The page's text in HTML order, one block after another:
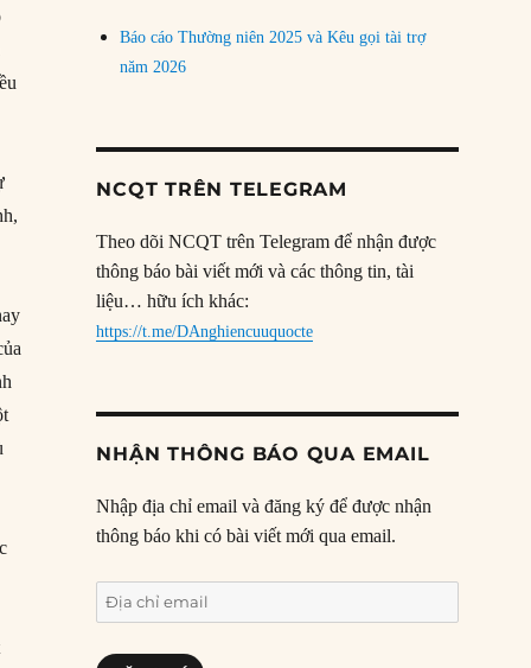
Báo cáo Thường niên 2025 và Kêu gọi tài trợ
năm 2026
NCQT TRÊN TELEGRAM
Theo dõi NCQT trên Telegram để nhận được
thông báo bài viết mới và các thông tin, tài
liệu… hữu ích khác:
https://t.me/DAnghiencuuquocte
NHẬN THÔNG BÁO QUA EMAIL
Nhập địa chỉ email và đăng ký để được nhận
thông báo khi có bài viết mới qua email.
Địa
chỉ
email